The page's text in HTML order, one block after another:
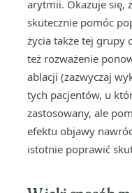
arytmii. Okazuje się,
skutecznie pomóc
życia także tej grupy
też rozważenie
ablacji (zazwyczaj
tych pacjentów, u
zastosowany, ale
efektu objawy
istotnie poprawić